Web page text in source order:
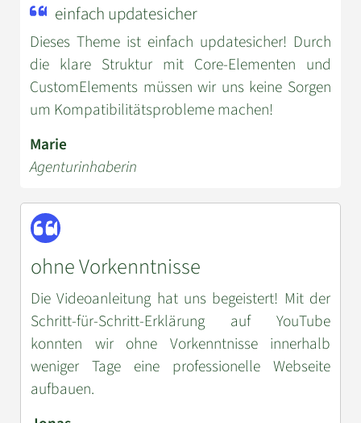
einfach updatesicher
Dieses Theme ist einfach updatesicher! Durch
die klare Struktur mit Core-Elementen und
CustomElements müssen wir uns keine Sorgen
um Kompatibilitätsprobleme machen!
Marie
Agenturinhaberin
ohne Vorkenntnisse
Die Videoanleitung hat uns begeistert! Mit der
Schritt-für-Schritt-Erklärung auf YouTube
konnten wir ohne Vorkenntnisse innerhalb
weniger Tage eine professionelle Webseite
aufbauen.